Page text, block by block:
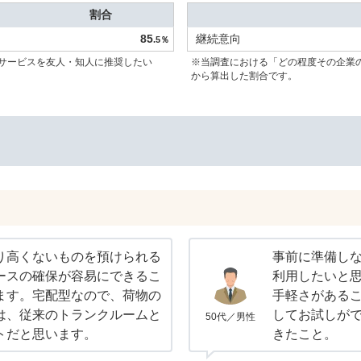
割合
85.5％
ービスを友人・知人に推奨したい
継続意向
※当調査における「どの程度その企業
から算出した割合です。
高くないものを預けられる
スの確保が容易にできるこ
す。宅配型なので、荷物の
、従来のトランクルームと
と思います。
50代／男性
事前に準備し
利用したいと
手軽さがある
してお試しが
きたこと。